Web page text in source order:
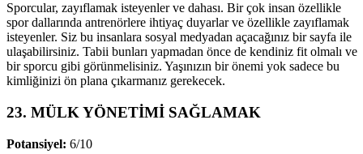
Sporcular, zayıflamak isteyenler ve dahası. Bir çok insan özellikle
spor dallarında antrenörlere ihtiyaç duyarlar ve özellikle zayıflamak
isteyenler. Siz bu insanlara sosyal medyadan açacağınız bir sayfa ile
ulaşabilirsiniz. Tabii bunları yapmadan önce de kendiniz fit olmalı ve
bir sporcu gibi görünmelisiniz. Yaşınızın bir önemi yok sadece bu
kimliğinizi ön plana çıkarmanız gerekecek.
23. MÜLK YÖNETİMİ SAĞLAMAK
Potansiyel: 6/10